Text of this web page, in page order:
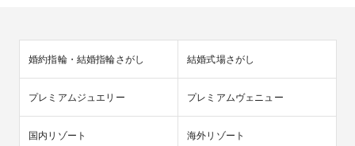
婚約指輪・結婚指輪さがし 結婚式場さがし
プレミアムジュエリー プレミアムヴェニュー
国内リゾート 海外リゾート